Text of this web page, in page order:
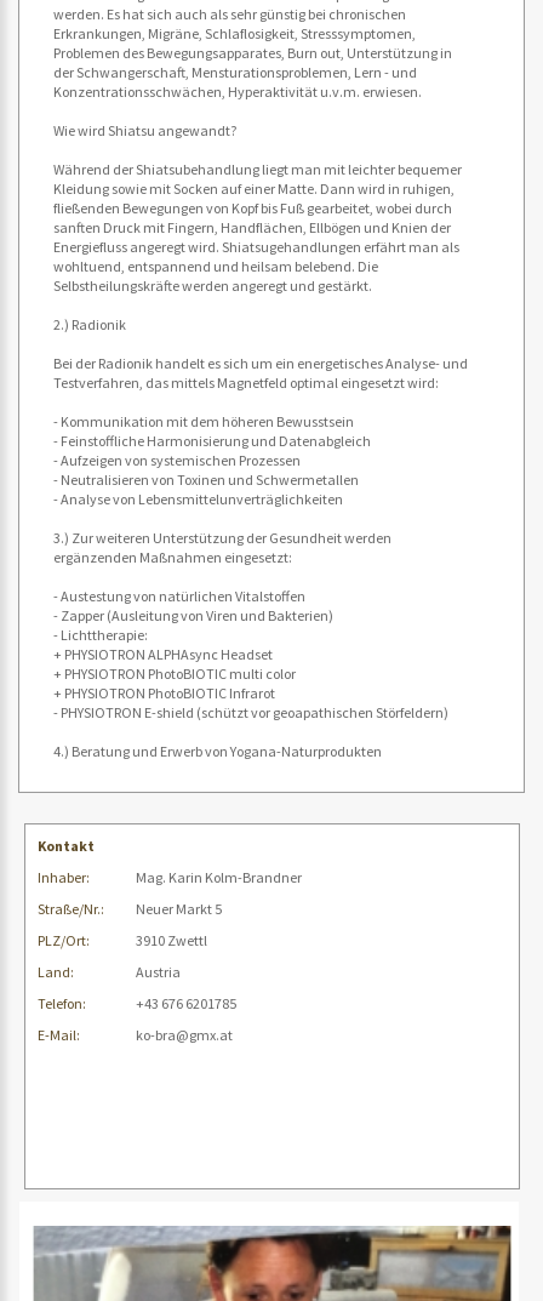
werden. Es hat sich auch als sehr günstig bei chronischen
Erkrankungen, Migräne, Schlaflosigkeit, Stresssymptomen,
Problemen des Bewegungsapparates, Burn out, Unterstützung in
der Schwangerschaft, Mensturationsproblemen, Lern - und
Konzentrationsschwächen, Hyperaktivität u.v.m. erwiesen.
Wie wird Shiatsu angewandt?
Während der Shiatsubehandlung liegt man mit leichter bequemer
Kleidung sowie mit Socken auf einer Matte. Dann wird in ruhigen,
fließenden Bewegungen von Kopf bis Fuß gearbeitet, wobei durch
sanften Druck mit Fingern, Handflächen, Ellbögen und Knien der
Energiefluss angeregt wird. Shiatsugehandlungen erfährt man als
wohltuend, entspannend und heilsam belebend. Die
Selbstheilungskräfte werden angeregt und gestärkt.
2.) Radionik
Bei der Radionik handelt es sich um ein energetisches Analyse- und
Testverfahren, das mittels Magnetfeld optimal eingesetzt wird:
- Kommunikation mit dem höheren Bewusstsein
- Feinstoffliche Harmonisierung und Datenabgleich
- Aufzeigen von systemischen Prozessen
- Neutralisieren von Toxinen und Schwermetallen
- Analyse von Lebensmittelunverträglichkeiten
3.) Zur weiteren Unterstützung der Gesundheit werden
ergänzenden Maßnahmen eingesetzt:
- Austestung von natürlichen Vitalstoffen
- Zapper (Ausleitung von Viren und Bakterien)
- Lichttherapie:
+ PHYSIOTRON ALPHAsync Headset
+ PHYSIOTRON PhotoBIOTIC multi color
+ PHYSIOTRON PhotoBIOTIC Infrarot
- PHYSIOTRON E-shield (schützt vor geoapathischen Störfeldern)
4.) Beratung und Erwerb von Yogana-Naturprodukten
Kontakt
Inhaber:
Mag. Karin Kolm-Brandner
Straße/Nr.:
Neuer Markt 5
PLZ/Ort:
3910 Zwettl
Land:
Austria
Telefon:
+43 676 6201785
E-Mail:
ko-bra@gmx.at